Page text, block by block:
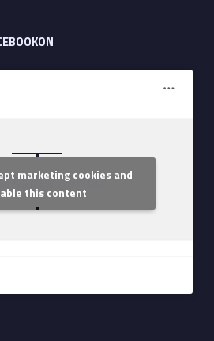
Margit Kórház
marketing cookies and
this content